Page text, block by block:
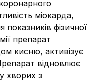
міокарда,
фізичної
препарат
кисню, активізує
відновлює
хворих з